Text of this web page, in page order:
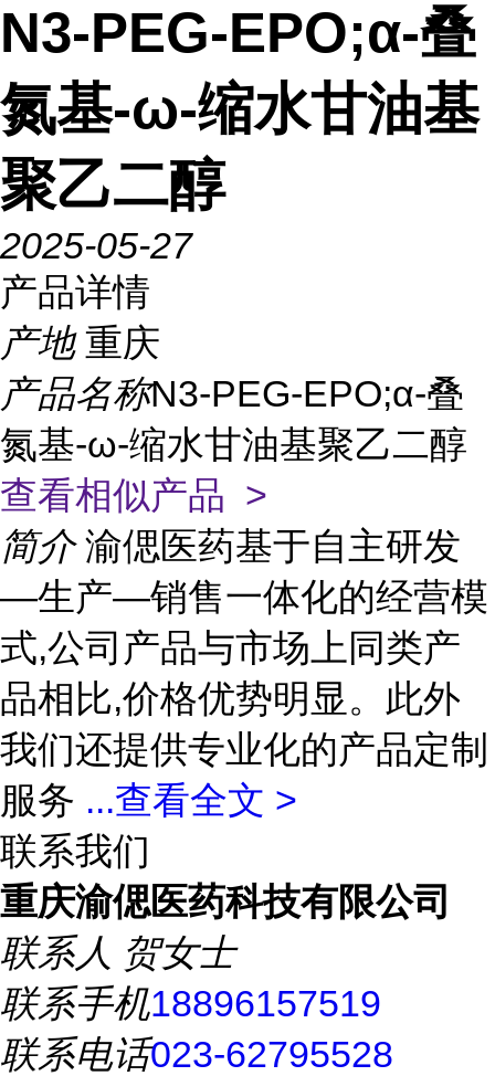
N3-PEG-EPO;α-叠
氮基-ω-缩水甘油基
聚乙二醇
2025-05-27
产品详情
产地 重庆
产品名称N3-PEG-EPO;α-叠
氮基-ω-缩水甘油基聚乙二醇
查看相似产品 >
简介 渝偲医药基于自主研发
—生产—销售一体化的经营模
式,公司产品与市场上同类产
品相比,价格优势明显。此外
我们还提供专业化的产品定制
服务 ...查看全文 >
联系我们
重庆渝偲医药科技有限公司
联系人 贺女士
联系手机18896157519
联系电话023-62795528